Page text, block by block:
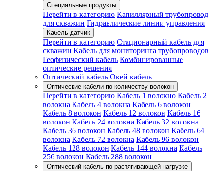
Специальные продукты
Перейти в категорию Капиллярный трубопровод
для скважин Гидравлические линии управления
Кабель-датчик
Перейти в категорию Стационарный кабель для
скважин Кабель для мониторинга трубопроводов
Геофизический кабель Комбинированные
оптические решения
Оптический кабель Окей-кабель
Оптические кабели по количеству волокон
Перейти в категорию Кабель 1 волокно Кабель 2
волокна Кабель 4 волокна Кабель 6 волокон
Кабель 8 волокон Кабель 12 волокон Кабель 16
волокон Кабель 24 волокна Кабель 32 волокна
Кабель 36 волокон Кабель 48 волокон Кабель 64
волокна Кабель 72 волокна Кабель 96 волокон
Кабель 128 волокон Кабель 144 волокна Кабель
256 волокон Кабель 288 волокон
Оптический кабель по растягивающей нагрузке